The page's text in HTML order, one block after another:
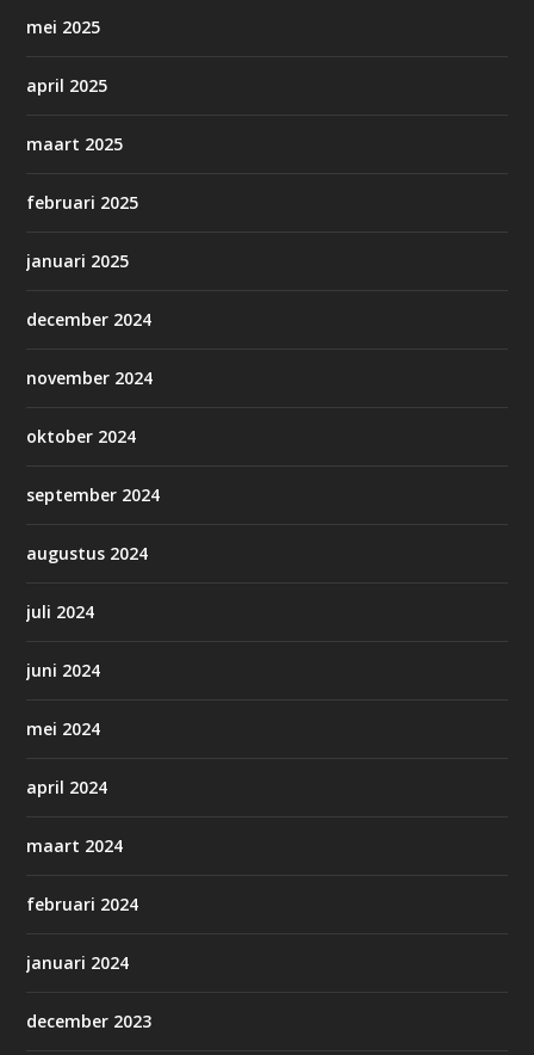
mei 2025
april 2025
maart 2025
februari 2025
januari 2025
december 2024
november 2024
oktober 2024
september 2024
augustus 2024
juli 2024
juni 2024
mei 2024
april 2024
maart 2024
februari 2024
januari 2024
december 2023